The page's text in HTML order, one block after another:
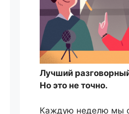
Лучший
Но это не точно.
Каждую неделю мы